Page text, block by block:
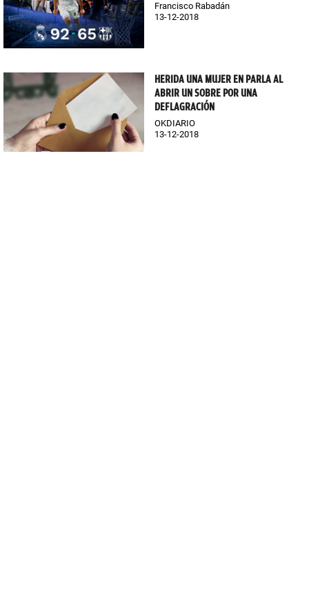
Francisco Rabadán
13-12-2018
HERIDA UNA MUJER EN PARLA AL
ABRIR UN SOBRE POR UNA
DEFLAGRACIÓN
OKDIARIO
13-12-2018